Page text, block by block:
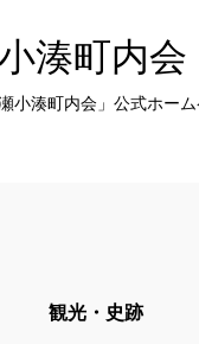
湊町内会
小湊町内会」公式ホー
観光・史跡